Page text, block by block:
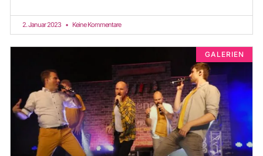
2. Januar 2023 Keine Kommentare
GALERIEN